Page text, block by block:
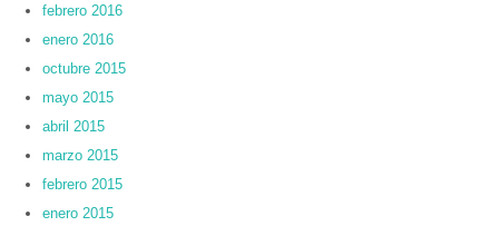
febrero 2016
enero 2016
octubre 2015
mayo 2015
abril 2015
marzo 2015
febrero 2015
enero 2015